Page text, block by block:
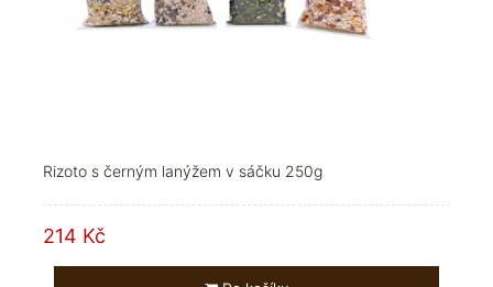
Rizoto s černým lanýžem v sáčku 250g
214 Kč